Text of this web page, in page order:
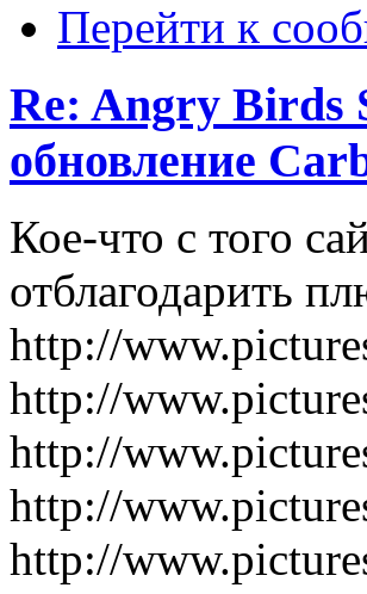
Перейти к
Re: Angry Birds
обновление
Кое-что с того
отблагодарить
http://
http://
http://
http://
http://